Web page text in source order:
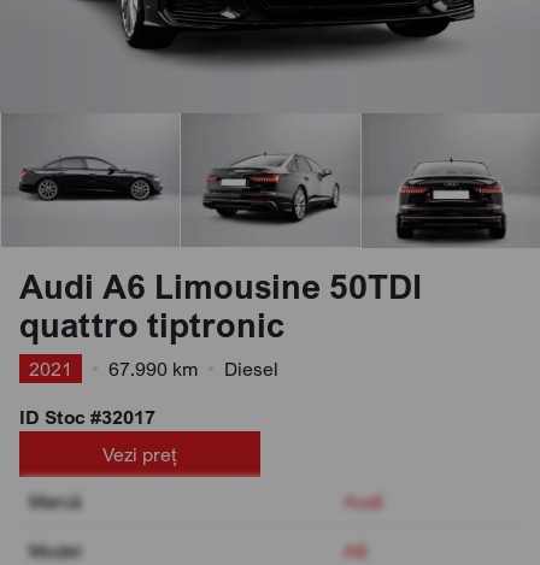
Audi A6 Limousine 50TDI
quattro tiptronic
2021 67.990 km
Diesel
ID Stoc #32017
Vezi preț
Marcă
Audi
Model A6